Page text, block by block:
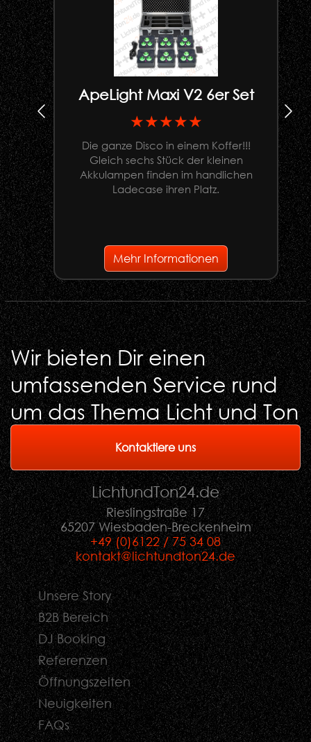
ApeLight Maxi V2 6er Set
★★★★★
Die ganze Disco in einem Koffer!!!
Gleich sechs Stück der kleinen
Akkulampen finden im handlichen
Ladecase ihren Platz.
Mehr Informationen
Wir bieten Dir einen
umfassenden Service rund
um das Thema Licht und Ton
Kontaktiere uns
LichtundTon24.de
Rieslingstraße 17
65207 Wiesbaden-Breckenheim
+49 (0)6122 / 75 34 08
kontakt@lichtundton24.de
Unsere Story
B2B Bereich
DJ Booking
Referenzen
Öffnungszeiten
Neuigkeiten
FAQs